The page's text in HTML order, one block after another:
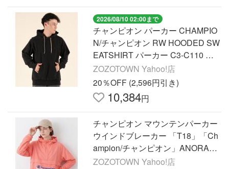
2026/08/10 02:00まで
チャンピオン パーカー CHAMPIO
N/チャンピオン RW HOODED SW
EATSHIRT パーカー C3-C110 メ
ンズ レディース
ZOZOTOWN Yahoo!店
20％OFF (2,596円引き)
10,384円
チャンピオン マウンテンパーカー
ウインドブレーカー 「T18」「Ch
ampion/チャンピオン」ANORAK
PARKER メンズ レディース
ZOZOTOWN Yahoo!店